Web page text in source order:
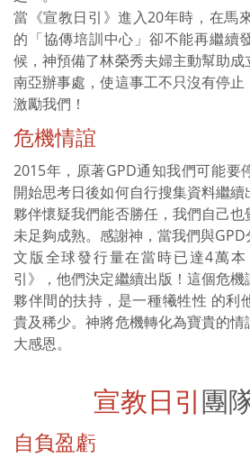
當《宣教日引》進入20年時，在馬
的「協傳培訓中心」卻不能再繼續
候，神預備了林榮秀夫婦主動幫助
南亞辦事處，使這事工不只沒有停
激勵我們！
危機情誼
2015年，原著GPD通知我們可能要
開始思考日後如何自行搜集資料繼
夥伴懷疑我們能否勝任，我們自己
未足夠成熟。感謝神，當我們與
文版全球發行量在當時已達4萬
引》，他們決定繼續出版！這個危
夥伴間的扶持，是一種犧牲性 的利
貴及稀少。神將危機轉化為寶貴的
大感恩。
宣教日引團
自負盈虧